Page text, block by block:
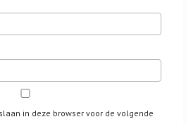
in deze browser voor de volgende